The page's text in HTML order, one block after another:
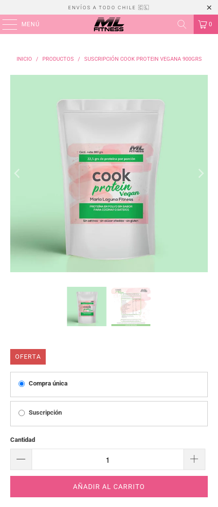
ENVÍOS A TODO CHILE 🇨🇱
MENÚ 0
INICIO / PRODUCTOS / SUSCRIPCIÓN COOK PROTEIN VEGANA 900GRS
OFERTA
Compra única
Suscripción
Cantidad
AÑADIR AL CARRITO